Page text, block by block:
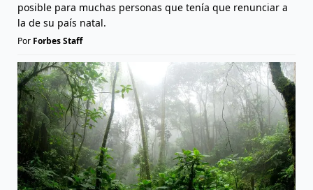
posible para muchas personas que tenía que renunciar a
la de su país natal.
Por Forbes Staff